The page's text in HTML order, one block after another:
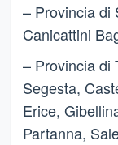
– Provincia di
Canicattini
– Provincia di
Segesta,
Erice,
Partanna,